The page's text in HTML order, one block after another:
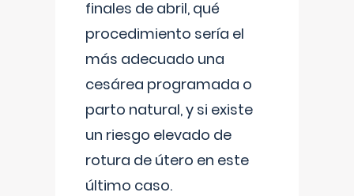
finales de abril, qué
procedimiento sería el
más adecuado una
cesárea programada o
parto natural, y si existe
un riesgo elevado de
rotura de útero en este
último caso.